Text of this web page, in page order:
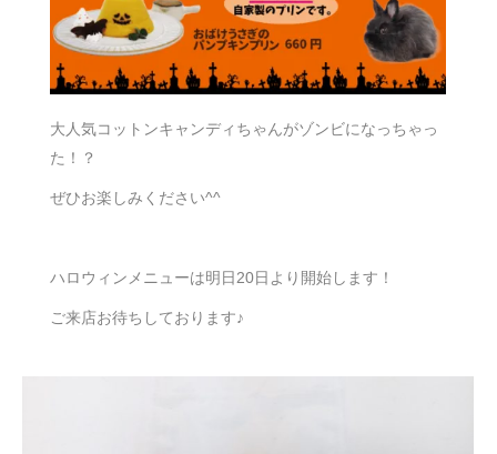
大人気コットンキャンディちゃんがゾンビになっちゃっ
た！？
ぜひお楽しみください^^
ハロウィンメニューは明日20日より開始します！
ご来店お待ちしております♪